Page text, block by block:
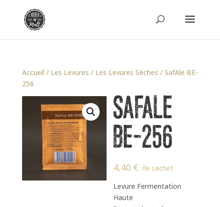
Accueil / Les Levures / Les Levures Sèches / SafAle BE-
256
SAFALE
BE-256
4,40 € /le sachet
Levure Fermentation
Haute